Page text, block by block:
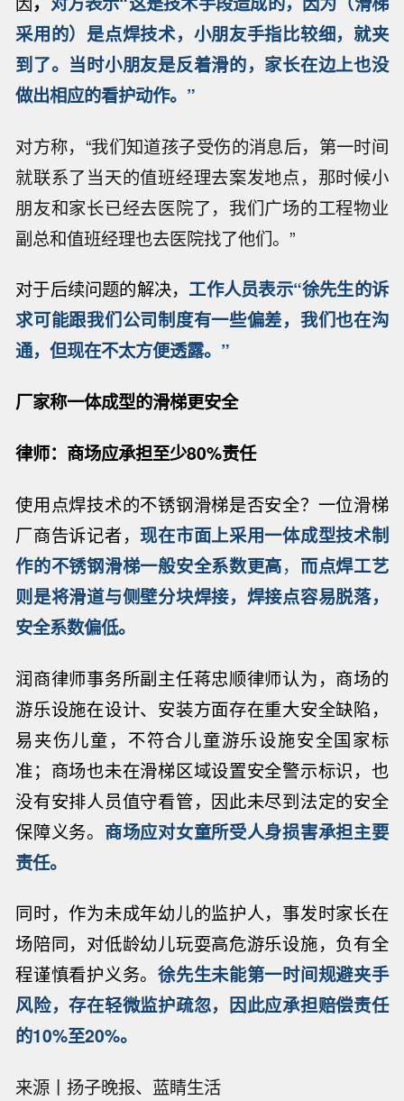
采用的）是点焊技术，小朋友手指比较细，就夹
到了。当时小朋友是反着滑的，家长在边上也没
做出相应的看护动作。”
对方称，“我们知道孩子受伤的消息后，第一时间
就联系了当天的值班经理去案发地点，那时候小
朋友和家长已经去医院了，我们广场的工程物业
副总和值班经理也去医院找了他们。”
对于后续问题的解决， 工作人员表示“徐先生的诉
求可能跟我们公司制度有一些偏差，我们也在沟
通，但现在不太方便透露。”
厂家称一体成型的滑梯更安全
律师：商场应承担至少80%责任
使用点焊技术的不锈钢滑梯是否安全？一位滑梯
厂商告诉记者，现在市面上采用一体成型技术制
作的不锈钢滑梯一般安全系数更高， 而点焊工艺
则是将滑道与侧壁分块焊接，焊接点容易脱落，
安全系数偏低。
润商律师事务所副主任蒋忠顺律师认为，商场的
游乐设施在设计、安装方面存在重大安全缺陷，
易夹伤儿童，不符合儿童游乐设施安全国家标
准；商场也未在滑梯区域设置安全警示标识，也
没有安排人员值守看管，因此未尽到法定的安全
保障义务。 商场应对女童所受人身损害承担主要
责任。
同时，作为未成年幼儿的监护人，事发时家长在
场陪同，对低龄幼儿玩耍高危游乐设施，负有全
程谨慎看护义务。徐先生未能第一时间规避夹手
风险，存在轻微监护疏忽，因此应承担赔偿责任
的10%至20%。
来源丨扬子晚报、蓝睛生活